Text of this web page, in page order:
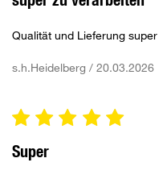
Qualität und Lieferung super
s.h.Heidelberg / 20.03.2026
Super